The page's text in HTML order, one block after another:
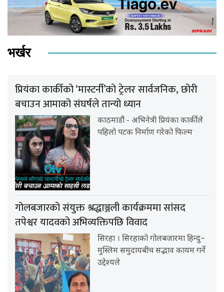
भर्खर
प्रियंका कार्कीको ‘मास्टर्नी’को ट्रेलर सार्वजनिक, छोरी
बचाउन आमाको संघर्षले तान्यो ध्यान
काठमाडौं - अभिनेत्री प्रियंका कार्कीले
पहिलो पटक निर्माण गरेको फिल्म
गोलबजारको संयुक्त श्रद्धाञ्जली कार्यक्रममा सांसद
तपेश्वर यादवको अभिव्यक्तिपछि विवाद
सिरहा । सिरहाको गोलबजारमा हिन्दु–
मुस्लिम समुदायबीच सद्भाव कायम गर्ने
उद्देश्यले